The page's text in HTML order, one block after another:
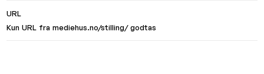
URL
Kun URL fra mediehus.no/stilling/ godtas